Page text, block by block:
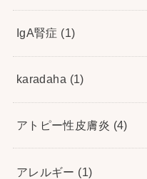
IgA腎症 (1)
karadaha (1)
アトピー性皮膚炎 (4)
アレルギー (1)